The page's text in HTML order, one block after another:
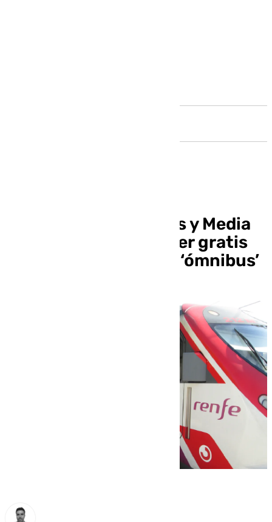
Autobuses, Cercanías y Media
Distancia vuelven a ser gratis
con el nuevo decreto ‘ómnibus’